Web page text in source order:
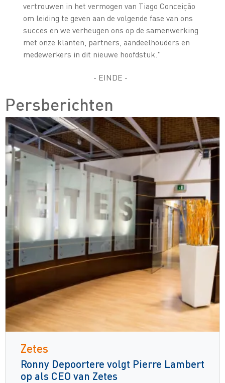
vertrouwen in het vermogen van Tiago Conceição
om leiding te geven aan de volgende fase van ons
succes en we verheugen ons op de samenwerking
met onze klanten, partners, aandeelhouders en
medewerkers in dit nieuwe hoofdstuk."
- EINDE -
Persberichten
Zetes
Ronny Depoortere volgt Pierre Lambert
op als CEO van Zetes